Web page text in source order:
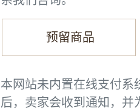
预留商品
本网站未内置在线支付系
后，卖家会收到通知，并